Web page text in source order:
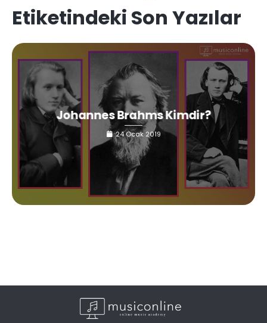
Etiketindeki Son Yazılar
Johannes Brahms Kimdir?
24 Ocak 2019